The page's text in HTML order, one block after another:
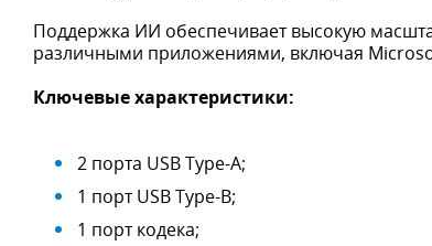
Поддержка ИИ обеспечивает высокую
различными приложениями, включая
Ключевые характеристики:
2 порта USB Type-A;
1 порт USB Type-B;
1 порт кодека;